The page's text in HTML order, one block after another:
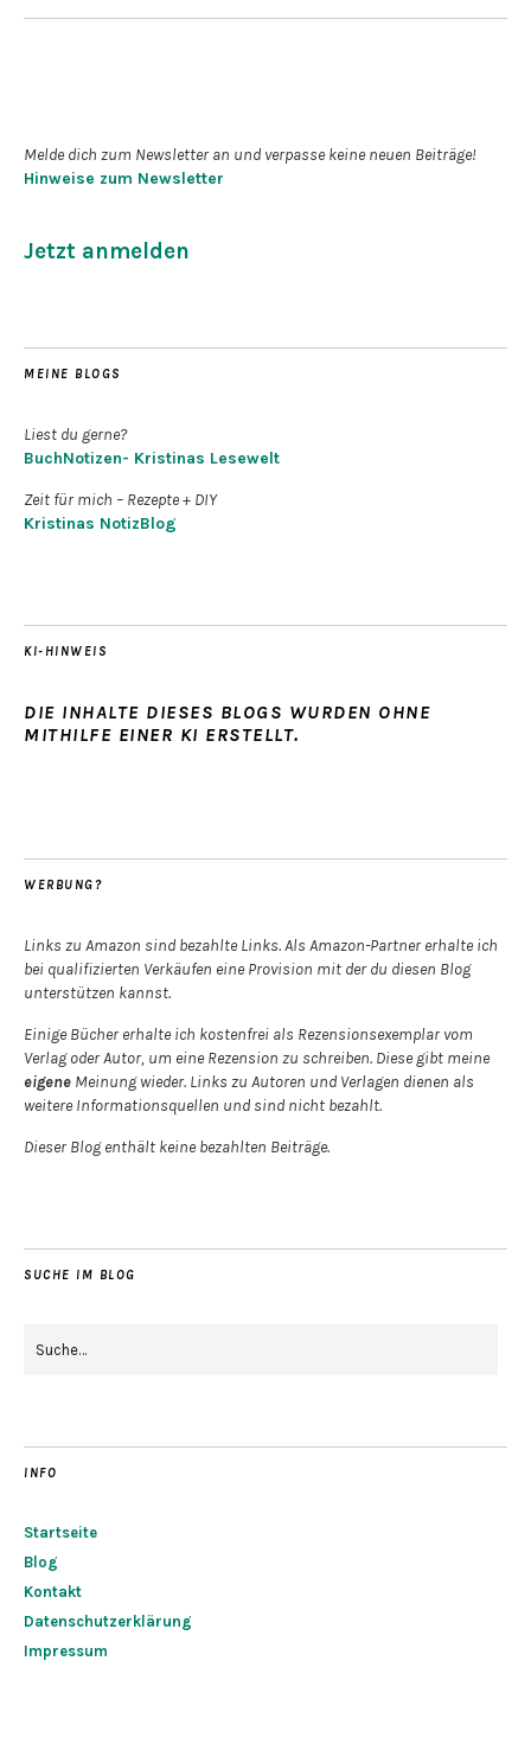
Melde dich zum Newsletter an und verpasse keine neuen Beiträge!
Hinweise zum Newsletter
Jetzt anmelden
MEINE BLOGS
Liest du gerne?
BuchNotizen- Kristinas Lesewelt
Zeit für mich – Rezepte + DIY
Kristinas NotizBlog
KI-HINWEIS
DIE INHALTE DIESES BLOGS WURDEN OHNE
MITHILFE EINER KI ERSTELLT.
WERBUNG?
Links zu Amazon sind bezahlte Links. Als Amazon-Partner erhalte ich
bei qualifizierten Verkäufen eine Provision mit der du diesen Blog
unterstützen kannst.
Einige Bücher erhalte ich kostenfrei als Rezensionsexemplar vom
Verlag oder Autor, um eine Rezension zu schreiben. Diese gibt meine
eigene Meinung wieder. Links zu Autoren und Verlagen dienen als
weitere Informationsquellen und sind nicht bezahlt.
Dieser Blog enthält keine bezahlten Beiträge.
SUCHE IM BLOG
INFO
Startseite
Blog
Kontakt
Datenschutzerklärung
Impressum